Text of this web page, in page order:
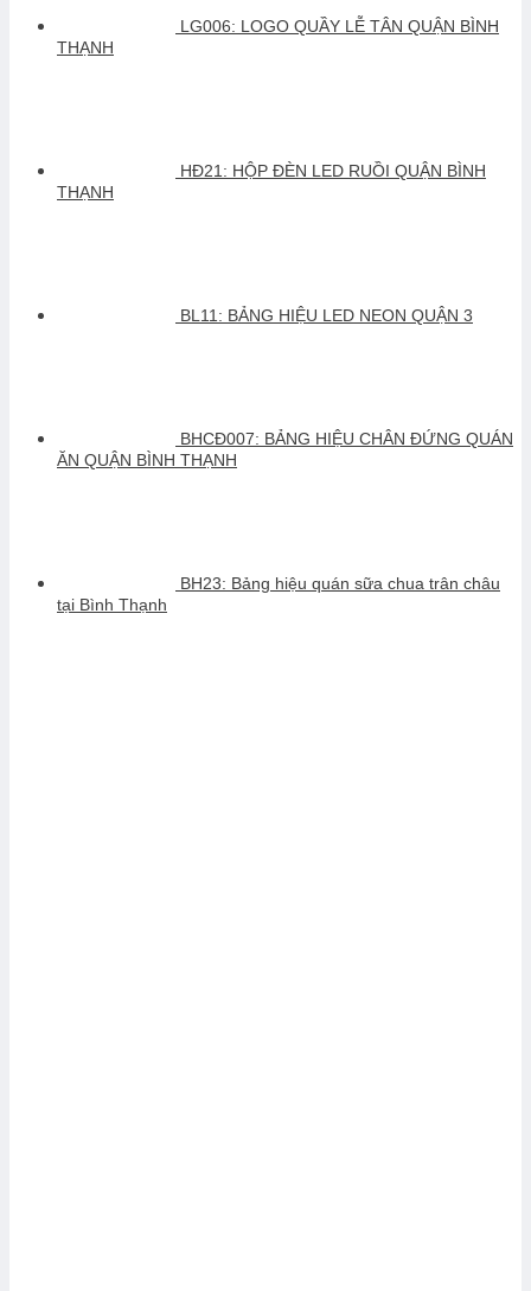
LG006: LOGO QUẦY LỄ TÂN QUẬN BÌNH
THẠNH
HĐ21: HỘP ĐÈN LED RUỒI QUẬN BÌNH
THẠNH
BL11: BẢNG HIỆU LED NEON QUẬN 3
BHCĐ007: BẢNG HIỆU CHÂN ĐỨNG QUÁN
ĂN QUẬN BÌNH THẠNH
BH23: Bảng hiệu quán sữa chua trân châu
tại Bình Thạnh